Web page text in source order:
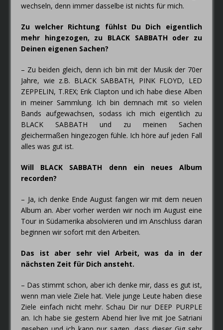
wechseln, denn immer dasselbe ist nichts für mich.
Zu welcher Richtung fühlst Du Dich eigentlich
mehr hingezogen, zu BLACK SABBATH oder zu
Deinen eigenen Sachen?
– Zu beiden gleich, denn ich bin mit der Musik der 70er
Jahre, wie z.B. BLACK SABBATH, PINK FLOYD, LED
ZEPPELIN, T.REX; Erik Clapton und ich habe diese Alben
in meiner Sammlung. Ich bin demnach mit so vielen
Bands aufgewachsen, sodass ich mich eigentlich zu
BLACK SABBATH und zu meinen Sachen
gleichermaßen hingezogen fühle. Ich höre auf jeden Fall
alles was gut ist.
Will BLACK SABBATH denn ein neues Album
recorden?
– Ja, ich denke Ende August fangen wir mit dem neuen
Album an. Aber vorher werden wir noch im August eine
Tour in Südamerika absolvieren und im Anschluss daran
beginnen wir sofort mit den Arbeiten.
Das ist aber sehr viel Arbeit, was da in der
nächsten Zeit für Dich ansteht.
– Das stimmt schon, aber ich denke mir, dass es gut ist,
wenn man viele Ziele hat. Viele junge Leute haben diese
Ziele einfach nicht mehr. Schau Dir nur DEEP PURPLE
an. Ich habe sie gestern Abend hier live mit Joe Satriani